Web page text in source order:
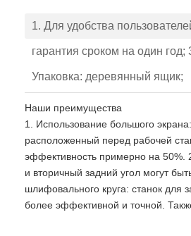
1. Для удобства
гарантия сроком на один
Упаковка: деревянный ящик;
Наши преимущества
1. Использование большого
расположенный перед рабочей
эффективность примерно на 50%.
и вторичный задний угол могут
шлифовального круга: станок для
более эффективной и точной.